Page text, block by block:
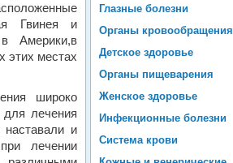
Гвинея и
Америки,в
этих местах
широко
лечения
наставали и
лечении
Глазные болезни
Органы кровообращения
Детское здоровье
Органы пищеварения
Женское здоровье
Инфекционные болезни
Система крови